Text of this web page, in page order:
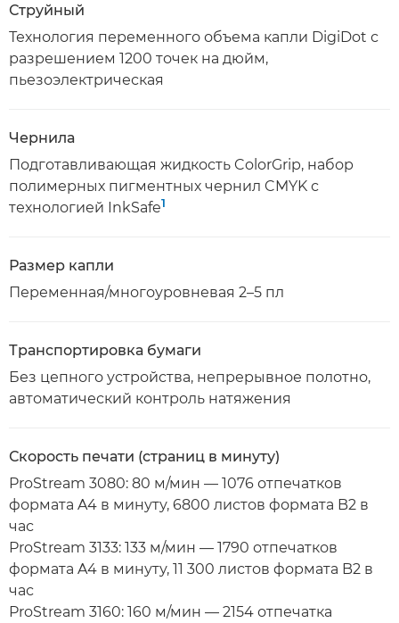
Струйный
Технология переменного объема капли DigiDot с
разрешением 1200 точек на дюйм,
пьезоэлектрическая
Чернила
Подготавливающая жидкость ColorGrip, набор
полимерных пигментных чернил CMYK с
технологией InkSafe1
Размер капли
Переменная/многоуровневая 2–5 пл
Транспортировка бумаги
Без цепного устройства, непрерывное полотно,
автоматический контроль натяжения
Скорость печати (страниц в минуту)
ProStream 3080: 80 м/мин — 1076 отпечатков
формата A4 в минуту, 6800 листов формата B2 в
час
ProStream 3133: 133 м/мин — 1790 отпечатков
формата A4 в минуту, 11 300 листов формата B2 в
час
ProStream 3160: 160 м/мин — 2154 отпечатка